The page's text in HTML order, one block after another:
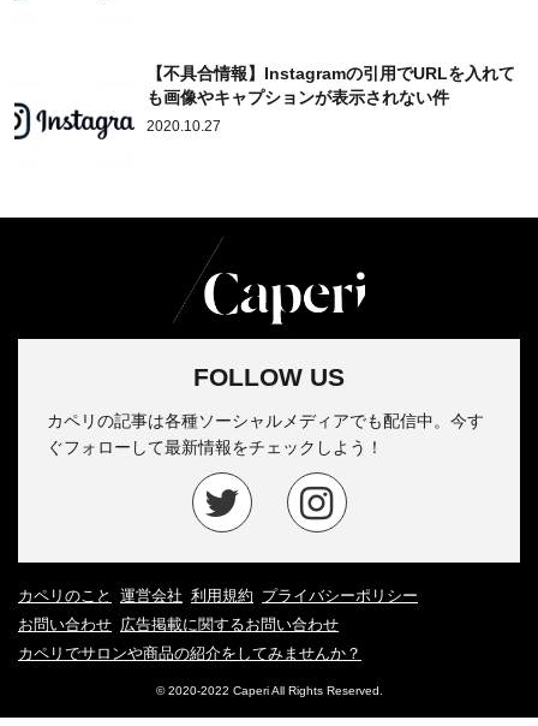
【不具合情報】Instagramの引用でURLを入れて
も画像やキャプションが表示されない件
2020.10.27
FOLLOW US
カペリの記事は各種ソーシャルメディアでも配信中。今す
ぐフォローして最新情報をチェックしよう！
カペリのこと 運営会社 利用規約 プライバシーポリシー
お問い合わせ 広告掲載に関するお問い合わせ
カペリでサロンや商品の紹介をしてみませんか？
© 2020-2022 Caperi All Rights Reserved.